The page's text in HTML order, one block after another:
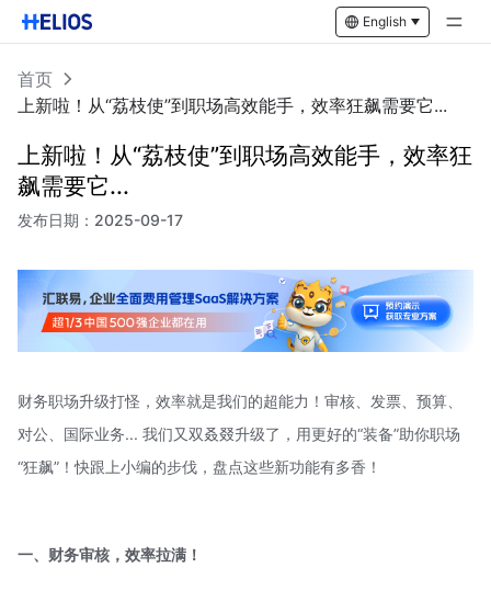
English
首页
上新啦！从“荔枝使”到职场高效能手，效率狂飙需要它...
上新啦！从“荔枝使”到职场高效能手，效率狂
飙需要它...
发布日期： 2025-09-17
财务职场升级打怪，效率就是我们的超能力！审核、发票、预算、
对公、国际业务... 我们又双叒叕升级了，用更好的“装备”助你职场
“狂飙”！快跟上小编的步伐，盘点这些新功能有多香！
一、财务审核，效率拉满！